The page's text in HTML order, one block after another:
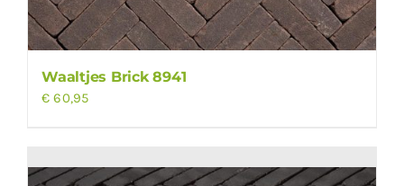
Waaltjes Brick 8941
€ 60,95